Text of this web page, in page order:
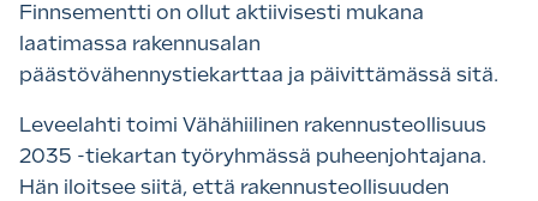
Finnsementti on ollut aktiivisesti mukana
laatimassa rakennusalan
päästövähennystiekarttaa ja päivittämässä sitä.
Leveelahti toimi Vähähiilinen rakennusteollisuus
2035 -tiekartan työryhmässä puheenjohtajana.
Hän iloitsee siitä, että rakennusteollisuuden